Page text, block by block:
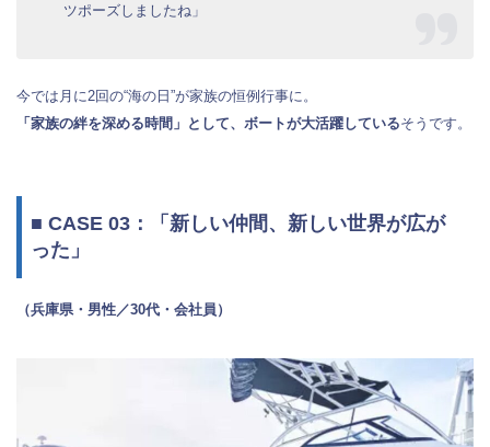
ツポーズしましたね」
今では月に2回の“海の日”が家族の恒例行事に。
「家族の絆を深める時間」として、ボートが大活躍しているそうです。
■ CASE 03：「新しい仲間、新しい世界が広が
った」
（兵庫県・男性／30代・会社員）